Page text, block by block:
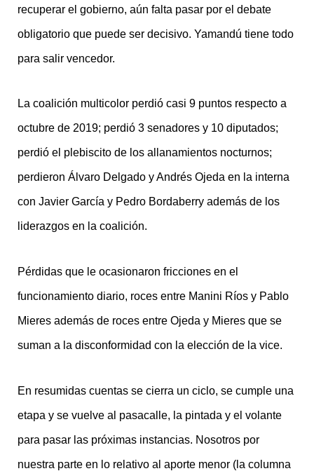
recuperar el gobierno, aún falta pasar por el debate
obligatorio que puede ser decisivo. Yamandú tiene todo
para salir vencedor.
La coalición multicolor perdió casi 9 puntos respecto a
octubre de 2019; perdió 3 senadores y 10 diputados;
perdió el plebiscito de los allanamientos nocturnos;
perdieron Álvaro Delgado y Andrés Ojeda en la interna
con Javier García y Pedro Bordaberry además de los
liderazgos en la coalición.
Pérdidas que le ocasionaron fricciones en el
funcionamiento diario, roces entre Manini Ríos y Pablo
Mieres además de roces entre Ojeda y Mieres que se
suman a la disconformidad con la elección de la vice.
En resumidas cuentas se cierra un ciclo, se cumple una
etapa y se vuelve al pasacalle, la pintada y el volante
para pasar las próximas instancias. Nosotros por
nuestra parte en lo relativo al aporte menor (la columna